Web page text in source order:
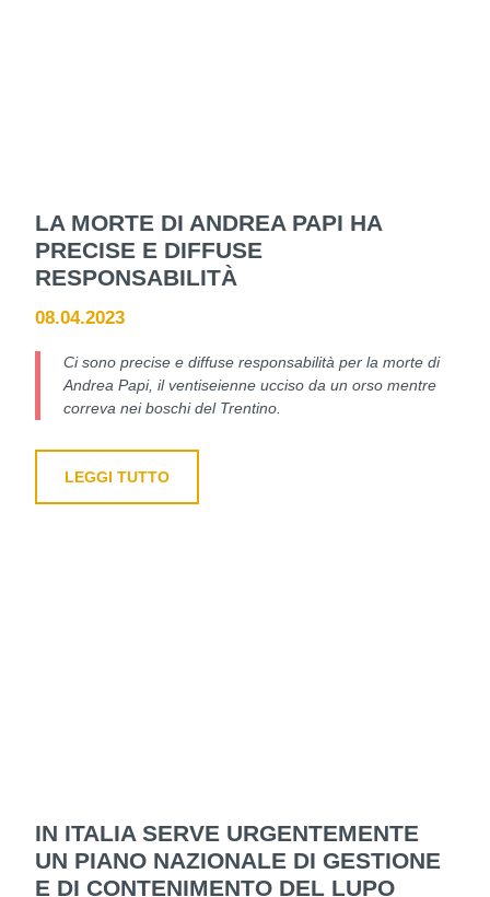
LA MORTE DI ANDREA PAPI HA
PRECISE E DIFFUSE
RESPONSABILITÀ
08.04.2023
Ci sono precise e diffuse responsabilità per la morte di
Andrea Papi, il ventiseienne ucciso da un orso mentre
correva nei boschi del Trentino.
LEGGI TUTTO
IN ITALIA SERVE URGENTEMENTE
UN PIANO NAZIONALE DI GESTIONE
E DI CONTENIMENTO DEL LUPO